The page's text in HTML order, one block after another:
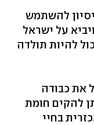
להשתמש
על ישראל
להיות תולדה
את כבודה
להקים חומת
בחיי